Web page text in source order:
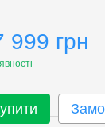
999 грн